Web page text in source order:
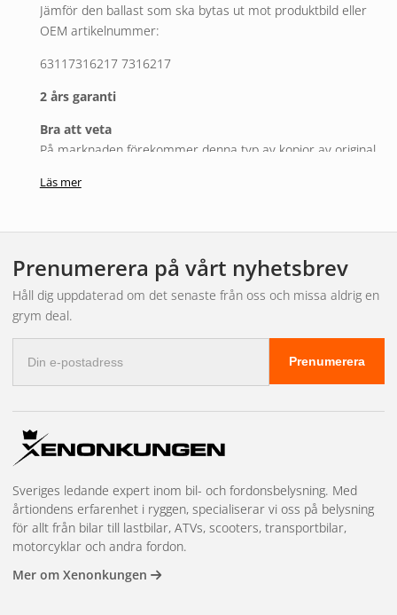
Jämför den ballast som ska bytas ut mot produktbild eller
OEM artikelnummer:
63117316217 7316217
2 års garanti
Bra att veta
På marknaden förekommer denna typ av kopior av original
kopior är det yttre höljet. Vad som särskiljer är ingående
Och detta gäller även mellan olika tillverkare av kopior.
vissa kopior vara begränsade i funktion för enskilda
bilmärken eller modeller beroende på bl.a. tillverkarens
tekniska kunskap och ambition.
bättre än billigare alternativ. – Vilka för all del även kan vara
högre prissatta hos konkurrent.
Läs mer
Prenumerera på vårt nyhetsbrev
Håll dig uppdaterad om det senaste från oss och missa aldrig en
grym deal.
postadress
Prenumerera
Sveriges ledande expert inom bil- och fordonsbelysning. Med
årtiondens erfarenhet i ryggen, specialiserar vi oss på belysning
för allt från bilar till lastbilar, ATVs, scooters, transportbilar,
motorcyklar och andra fordon.
Mer om Xenonkungen